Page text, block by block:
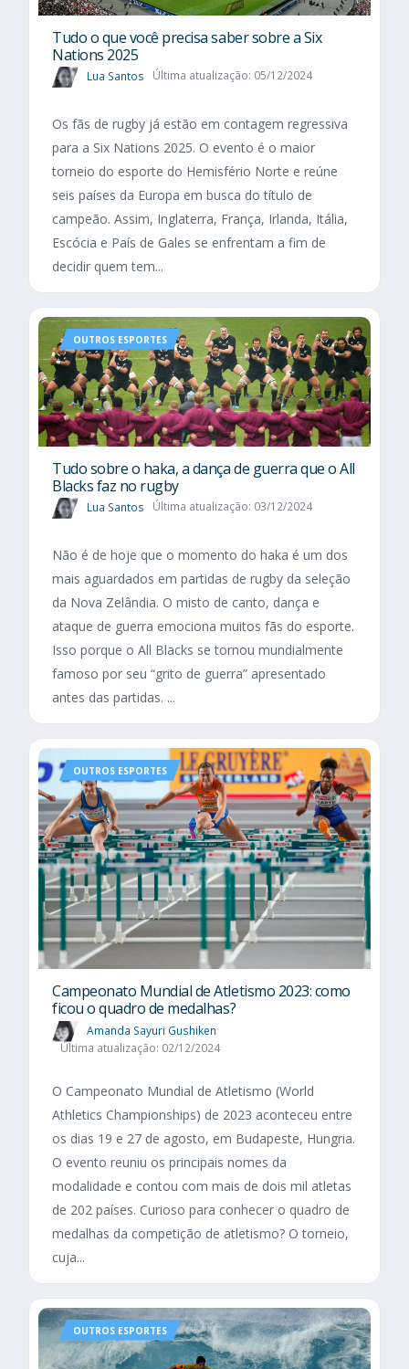
Tudo o que você precisa saber sobre a Six
Nations 2025​
Lua Santos Última atualização: 05/12/2024
Os fãs de rugby já estão em contagem regressiva
para a Six Nations 2025. O evento é o maior
torneio do esporte do Hemisfério Norte e reúne
seis países da Europa em busca do título de
campeão. Assim, Inglaterra, França, Irlanda, Itália,
Escócia e País de Gales se enfrentam a fim de
decidir quem tem...
OUTROS ESPORTES
Tudo sobre o haka, a dança de guerra que o All
Blacks faz no rugby
Lua Santos Última atualização: 03/12/2024
Não é de hoje que o momento do haka é um dos
mais aguardados em partidas de rugby da seleção
da Nova Zelândia. O misto de canto, dança e
ataque de guerra emociona muitos fãs do esporte.
Isso porque o All Blacks se tornou mundialmente
famoso por seu “grito de guerra” apresentado
antes das partidas. ...
OUTROS ESPORTES
Campeonato Mundial de Atletismo 2023: como
ficou o quadro de medalhas?
Amanda Sayuri Gushiken
Última atualização: 02/12/2024
O Campeonato Mundial de Atletismo (World
Athletics Championships) de 2023 aconteceu entre
os dias 19 e 27 de agosto, em Budapeste, Hungria.
O evento reuniu os principais nomes da
modalidade e contou com mais de dois mil atletas
de 202 países. Curioso para conhecer o quadro de
medalhas da competição de atletismo? O torneio,
cuja...
OUTROS ESPORTES